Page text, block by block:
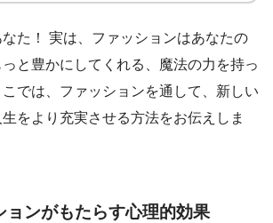
た！ 実は、ファッションはあなたの
と豊かにしてくれる、魔法の力を持っ
では、ファッションを通して、新しい
をより充実させる方法をお伝えしま
ョンがもたらす心理的効果